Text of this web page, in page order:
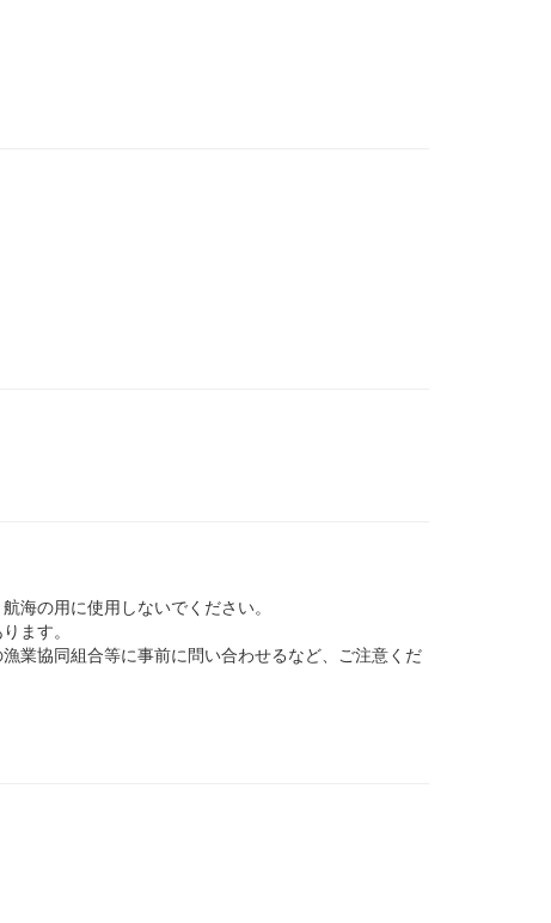
の用に使用しないでください。
ます。
業協同組合等に事前に問い合わせるなど、ご注意くだ